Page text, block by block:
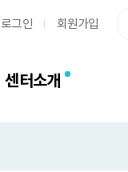
센터소개
로그인 회원가입